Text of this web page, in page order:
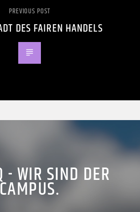
PREVIOUS POST
DES FAIREN HANDELS
- WIR SIND DER